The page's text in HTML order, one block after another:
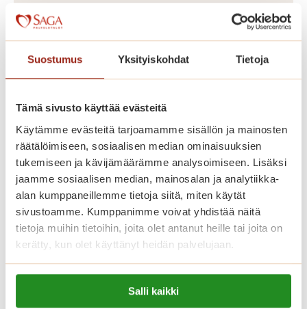
Suostumus Yksityiskohdat Tietoja
Tämä sivusto käyttää evästeitä
Käytämme evästeitä tarjoamamme sisällön ja mainosten
räätälöimiseen, sosiaalisen median ominaisuuksien
tukemiseen ja kävijämäärämme analysoimiseen. Lisäksi
jaamme sosiaalisen median, mainosalan ja analytiikka-
alan kumppaneillemme tietoja siitä, miten käytät
sivustoamme. Kumppanimme voivat yhdistää näitä
tietoja muihin tietoihin, joita olet antanut heille tai joita on
kerätty, kun olet käyttänyt heidän palvelujaan.
Lue lisää evästeistä:
https://sagacare.fi/evasteet/
Salli kaikki
sekä aktiivista harrastus- ja
kulttuuritoimintaa ikäihmisille.
Keskeisen sijaintinsa ansiosta
Saga Tammilinnassa on yhteensä 129
vuokrattavaa senioriasuntoa, yksiöitä
ja kaksioita kooltaan 36-56 m2
kahdeksassa kerroksessa. Palvelutalon
hyvin varustellut senioriasunnot on
toteutettu yksityisten Saga-
laatukriteerien mukaisesti. Meillä asut
omassa kodissasi, jonka voit sisustaa